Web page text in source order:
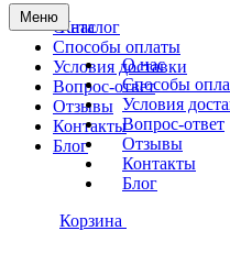
Меню
О нас
Способы оплаты
Условия доставки
Вопрос-ответ
Отзывы
Контакты
Блог
Каталог
О нас
Способы
Условия
Вопрос-ответ
Отзывы
Контакты
Блог
Корзина